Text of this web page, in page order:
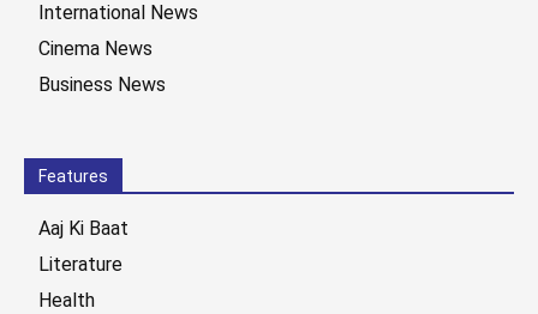
International News
Cinema News
Business News
Features
Aaj Ki Baat
Literature
Health